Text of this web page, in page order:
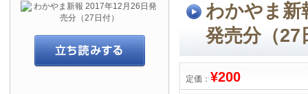
わかやま新
発売分（27
定価： ¥200